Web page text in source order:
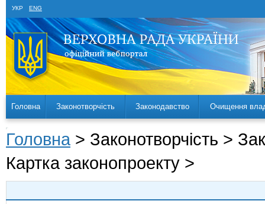
УКР ENG
Головна Законотворчість Законодавство Очищення
Головна > Законотворчість >
Картка законопроекту >